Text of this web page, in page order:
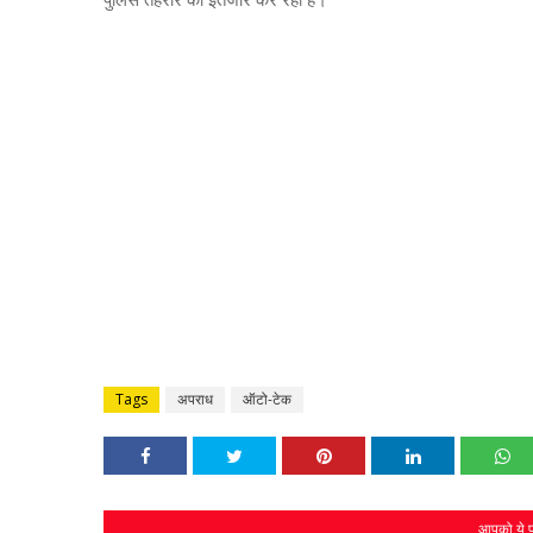
Tags अपराध ऑटो-टेक
आपको ये